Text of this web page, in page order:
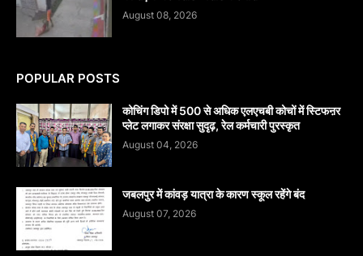
August 08, 2026
POPULAR POSTS
कोचिंग डिपो में 500 से अधिक एलएचबी कोचों में स्टिफऩर
प्लेट लगाकर संरक्षा सुदृढ़, रेल कर्मचारी पुरस्कृत
August 04, 2026
जबलपुर में कांवड़ यात्रा के कारण स्कूल रहेंगे बंद
August 07, 2026